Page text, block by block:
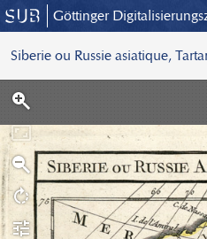
Göttinger
Siberie ou Russie asiatique,
a
n